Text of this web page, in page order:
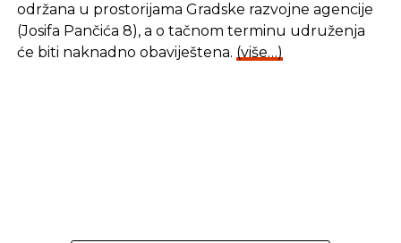
Izvor: Akta
održana u prostorijama Gradske razvojne agencije
(Josifa Pančića 8), a o tačnom terminu udruženja
će biti naknadno obaviještena. (više…)